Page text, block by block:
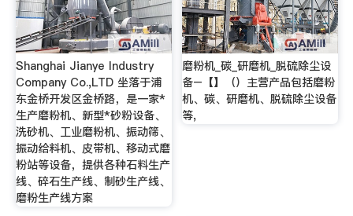
Shanghai Jianye Industry
Company Co.,LTD 坐落于浦
东金桥开发区金桥路，是一家*
生产磨粉机、新型*砂粉设备、
洗砂机、工业磨粉机、振动筛、
振动给料机、皮带机、移动式磨
粉站等设备，提供各种石料生产
线、碎石生产线、制砂生产线、
磨粉生产线方案
磨粉机_碳_研磨机_脱硫除尘设
备–【】（）主营产品包括磨粉
机、碳、研磨机、脱硫除尘设备
等,